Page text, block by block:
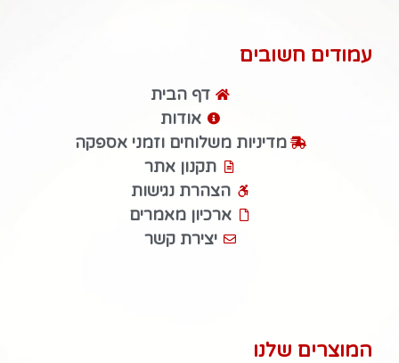
עמודים חשובים
דף הבית
אודות
מדיניות משלוחים וזמני אספקה
תקנון אתר
הצהרת נגישות
ארכיון מאמרים
יצירת קשר
המוצרים שלנו